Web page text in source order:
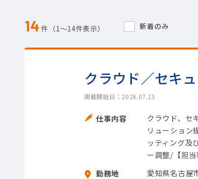
14 件（1〜14件表示） 新着のみ
クラウド／セキ
掲載開始日：2026.07.15
仕事内容
クラウド、セ
リューション
ッティング及
ー調整/【担
勤務地
愛知県名古屋